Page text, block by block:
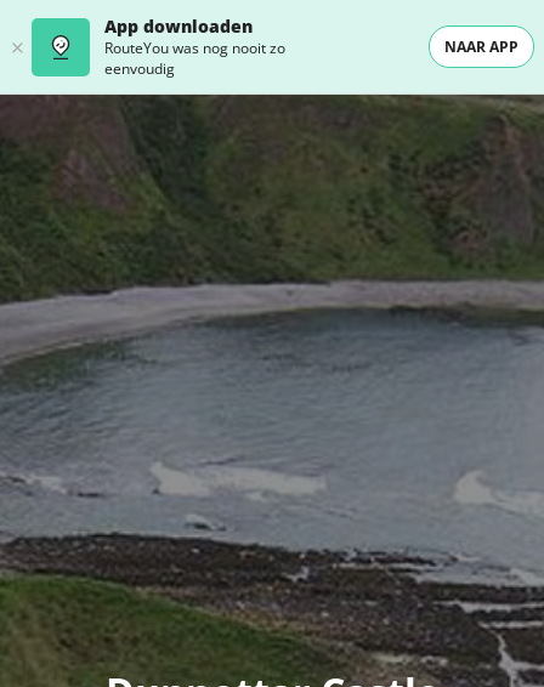
App downloaden
RouteYou was nog nooit zo
eenvoudig
NAAR APP